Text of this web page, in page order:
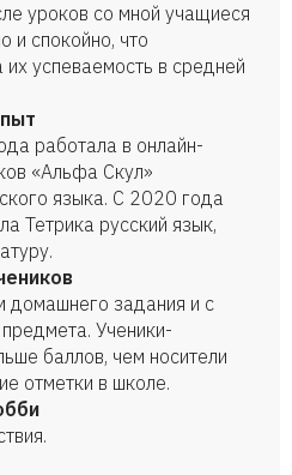
уроков со мной учащиеся
и спокойно, что
успеваемость в средней
работала в онлайн-
«Альфа Скул»
языка. С 2020 года
Тетрика русский язык,
домашнего задания и с
Ученики-
баллов, чем носители
отметки в школе.